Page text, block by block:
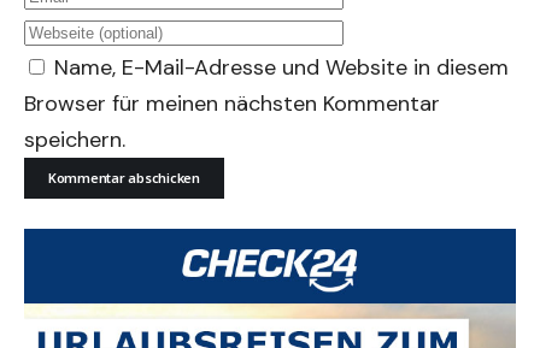
Name, E-Mail-Adresse und Website in diesem
Browser für meinen nächsten Kommentar
speichern.